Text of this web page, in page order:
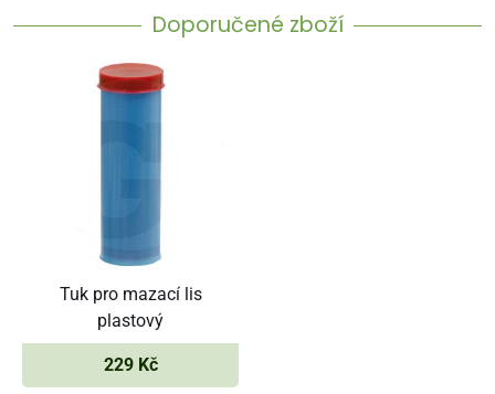
Doporučené zboží
Tuk pro mazací lis
plastový
229 Kč